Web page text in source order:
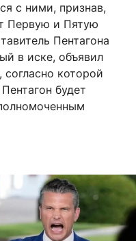
с ними, признав,
Первую и Пятую
Пентагона
в иске, объявил
которой
будет